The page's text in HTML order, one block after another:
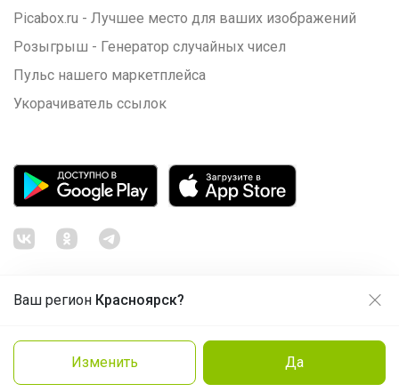
Ваш регион Красноярск?
Изменить Да
Picabox.ru - Лучшее место для ваших изображений
Розыгрыш - Генератор случайных чисел
Пульс нашего маркетплейса
Укорачиватель ссылок
Политика конфиденциальности
Cоглашение пользователя
Продолжая использовать этот сайт и нажимая кнопку
Принять